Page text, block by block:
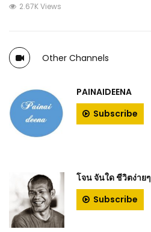
2.67K Views
Other Channels
PAINAIDEENA
Subscribe
โจน จันใด ชีวิตง่ายๆ
Subscribe